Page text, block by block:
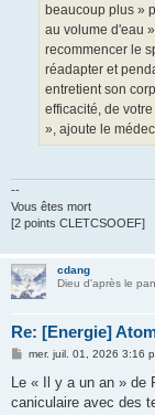
beaucoup plus »
au volume d'eau
recommencer le
réadapter et
entretient son
efficacité, de
», ajoute le
--
Vous êtes mort
[2 points CLETCSOOEF]
cdang
Dieu d'après le
Re: [Energie]
M
s
a
mer. juil. 01, 2026 3:16
Le « Il y a un an » de
caniculaire avec des